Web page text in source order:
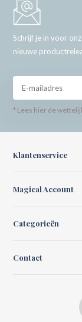
Schrijf je in voor
nieuwe
* Lees hier de
Klantenservice
Magical Account
Categorieën
Contact